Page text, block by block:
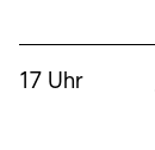
Uhrzeit:
17 Uhr